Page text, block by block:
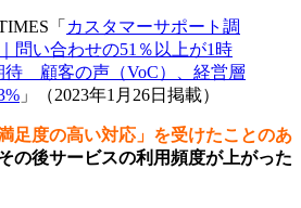
「 カスタマーサポート調
問い合わせの51％以上が1時
待 顧客の声（VoC）、経営層
」（2023年1月26日掲載）
満足度の高い対応」を受けたことのあ
の後サービスの利用頻度が上がった